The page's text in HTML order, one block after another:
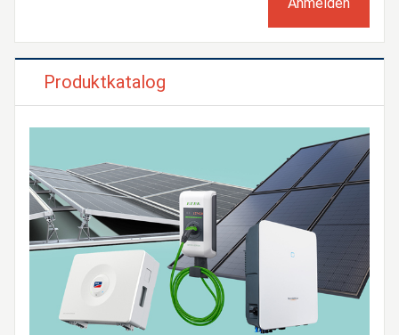
Produktkatalog